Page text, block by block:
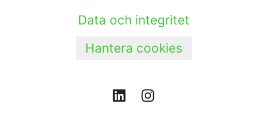
Data och integritet
Hantera cookies